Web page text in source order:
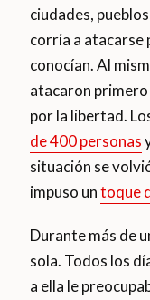
ciudades,
corría a atacarse
conocían. Al
atacaron primero
por la libertad.
de 400 personas
situación se
impuso untoque
Durante más de
sola. Todos los
a ella le